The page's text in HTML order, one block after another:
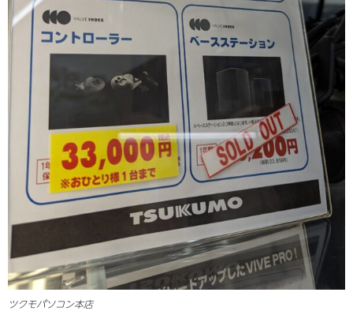
ツクモパソコン本店